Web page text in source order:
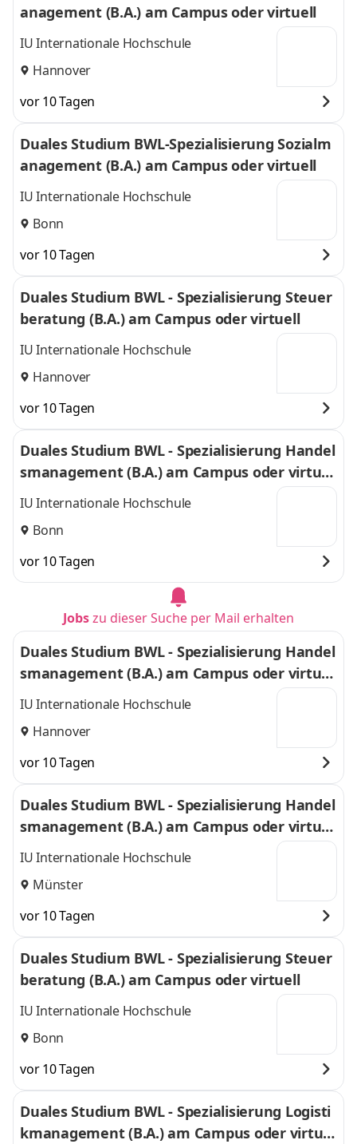
anagement (B.A.) am Campus oder virtuell
IU Internationale Hochschule
Hannover
vor 10 Tagen
Duales Studium BWL-Spezialisierung Sozialm
anagement (B.A.) am Campus oder virtuell
IU Internationale Hochschule
Bonn
vor 10 Tagen
Duales Studium BWL - Spezialisierung Steuer
beratung (B.A.) am Campus oder virtuell
IU Internationale Hochschule
Hannover
vor 10 Tagen
Duales Studium BWL - Spezialisierung Handel
smanagement (B.A.) am Campus oder virtuel
l
IU Internationale Hochschule
Bonn
vor 10 Tagen
Jobszu dieser Suche per Mail erhalten
Duales Studium BWL - Spezialisierung Handel
smanagement (B.A.) am Campus oder virtuel
l
IU Internationale Hochschule
Hannover
vor 10 Tagen
Duales Studium BWL - Spezialisierung Handel
smanagement (B.A.) am Campus oder virtuel
l
IU Internationale Hochschule
Münster
vor 10 Tagen
Duales Studium BWL - Spezialisierung Steuer
beratung (B.A.) am Campus oder virtuell
IU Internationale Hochschule
Bonn
vor 10 Tagen
Duales Studium BWL - Spezialisierung Logisti
kmanagement (B.A.) am Campus oder virtuel